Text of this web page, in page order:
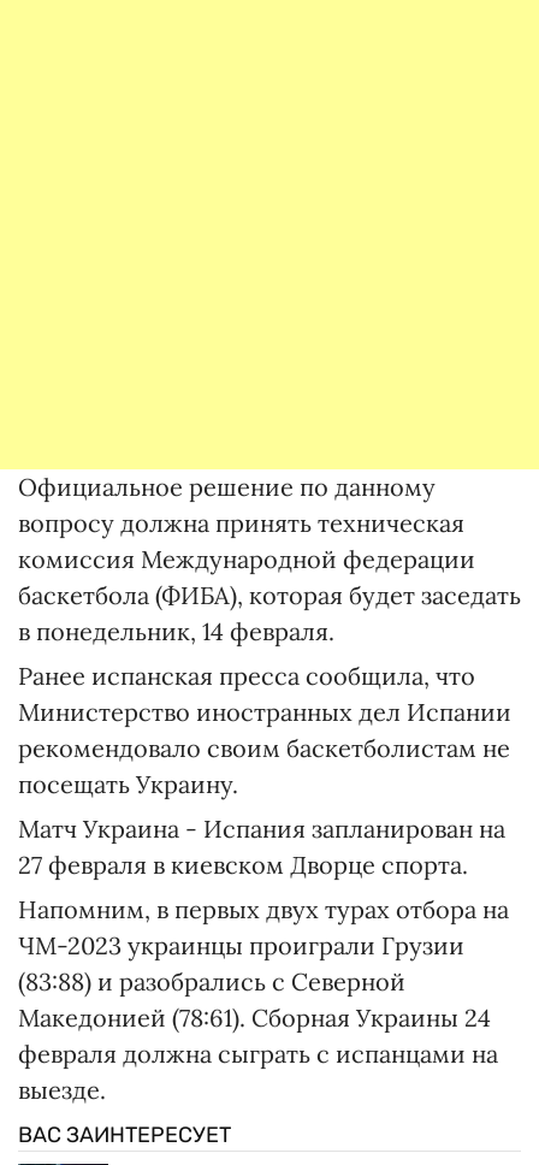
Официальное решение по данному
вопросу должна принять техническая
комиссия Международной федерации
баскетбола (ФИБА), которая будет заседать
в понедельник, 14 февраля.
Ранее испанская пресса сообщила, что
Министерство иностранных дел Испании
рекомендовало своим баскетболистам не
посещать Украину.
Матч Украина - Испания запланирован на
27 февраля в киевском Дворце спорта.
Напомним, в первых двух турах отбора на
ЧМ-2023 украинцы проиграли Грузии
(83:88) и разобрались с Северной
Македонией (78:61). Сборная Украины 24
февраля должна сыграть с испанцами на
выезде.
ВАС ЗАИНТЕРЕСУЕТ